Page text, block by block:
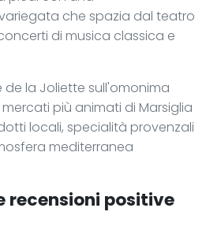
che spazia dal teatro
di musica classica e
de la Joliette sull'omonima
più animati di Marsiglia
locali, specialità provenzali
mediterranea
recensioni positive